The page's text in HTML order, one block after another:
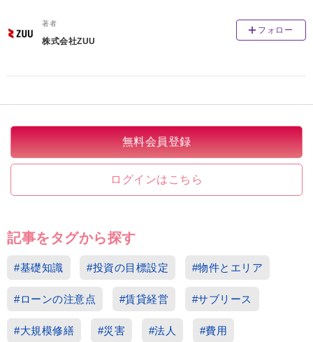
著者
株式会社ZUU
フォロー
無料会員登録
ログインはこちら
記事をタグから探す
#基礎知識 #投資の目標設定 #物件とエリア
#ローンの注意点 #賃貸経営 #サブリース
#大規模修繕 #災害 #法人 #費用